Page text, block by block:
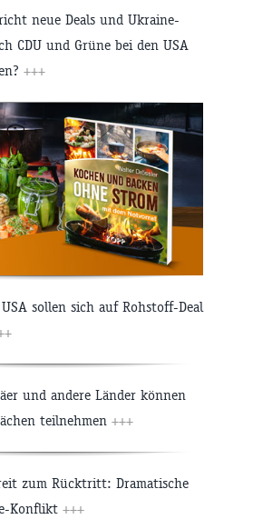
neue Deals und Ukraine-
CDU und Grüne bei den USA
+++
sollen sich auf Rohstoff-Deal
und andere Länder können
teilnehmen +++
zum Rücktritt: Dramatische
Konflikt +++